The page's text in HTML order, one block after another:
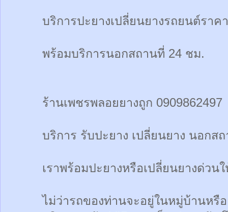
บริการปะยางเปลี่ยนยางรถยนต์ราค
พร้อมบริการนอกสถานที่ 24 ชม.
ร้านเพชรพลอยยางถูก 0909862497
บริการ รับปะยาง เปลี่ยนยาง นอกส
เราพร้อมปะยางหรือเปลี่ยนยางด่ว
ไม่ว่ารถของท่านจะอยู่ในหมู่บ้านหรื